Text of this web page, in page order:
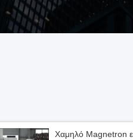
Χαμηλό Magnetron